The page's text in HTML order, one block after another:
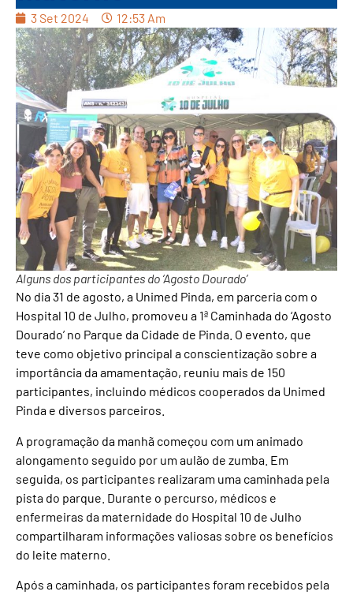
3 Set 2024 12:53 Am
Alguns dos participantes do ‘Agosto Dourado’
No dia 31 de agosto, a Unimed Pinda, em parceria com o
Hospital 10 de Julho, promoveu a 1ª Caminhada do ‘Agosto
Dourado’ no Parque da Cidade de Pinda. O evento, que
teve como objetivo principal a conscientização sobre a
importância da amamentação, reuniu mais de 150
participantes, incluindo médicos cooperados da Unimed
Pinda e diversos parceiros.
A programação da manhã começou com um animado
alongamento seguido por um aulão de zumba. Em
seguida, os participantes realizaram uma caminhada pela
pista do parque. Durante o percurso, médicos e
enfermeiras da maternidade do Hospital 10 de Julho
compartilharam informações valiosas sobre os benefícios
do leite materno.
Após a caminhada, os participantes foram recebidos pela